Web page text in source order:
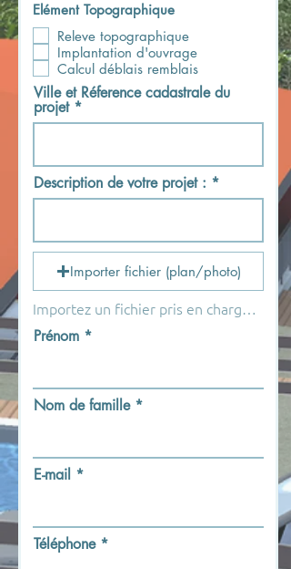
Elément Topographique
Releve topographique
Implantation d'ouvrage
Calcul déblais remblais
Ville et Réference cadastrale du
projet
Description de votre projet :
Importer fichier (plan/photo)
Importez un fichier pris en charge (max. 15 Mo)
Prénom
Nom de famille
E-mail
Téléphone